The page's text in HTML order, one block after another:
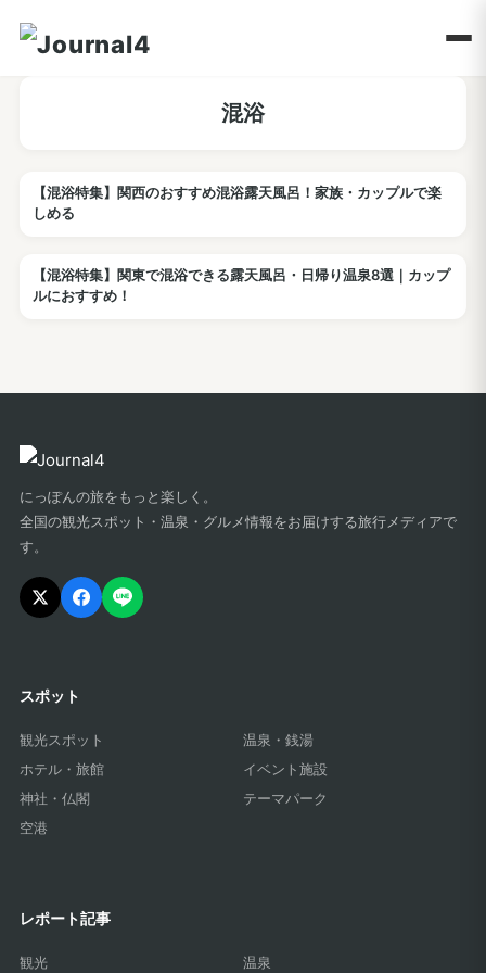
混浴
温泉
【混浴特集】関西のおすすめ混浴露天風呂！家族・カップルで楽
しめる
温泉
【混浴特集】関東で混浴できる露天風呂・日帰り温泉8選｜カップ
ルにおすすめ！
にっぽんの旅をもっと楽しく。
全国の観光スポット・温泉・グルメ情報をお届けする旅行メディアで
す。
スポット
観光スポット
温泉・銭湯
ホテル・旅館
イベント施設
神社・仏閣
テーマパーク
空港
レポート記事
観光 温泉